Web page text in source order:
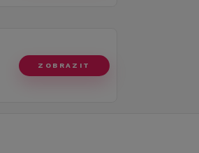
ZOBRAZIT